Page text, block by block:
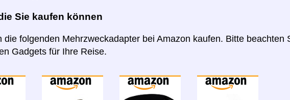
Sie kaufen können
die folgenden Mehrzweckadapter bei Amazon kaufen. Bitte beachten
Gadgets für Ihre Reise.